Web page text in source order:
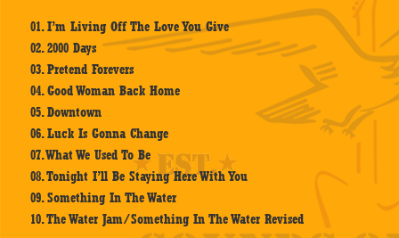
01. I’m Living Off The Love You Give
02. 2000 Days
03. Pretend Forevers
04. Good Woman Back Home
05. Downtown
06. Luck Is Gonna Change
07. What We Used To Be
08. Tonight I’ll Be Staying Here With You
09. Something In The Water
10. The Water Jam/Something In The Water Revised